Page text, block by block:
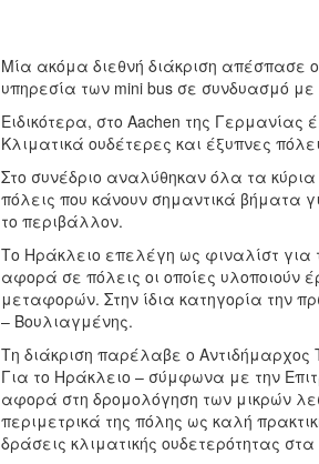
Μία ακόμα διεθνή διάκριση απέσπασε ο
υπηρεσία των mini bus σε συνδυασμό
Ειδικότερα, στο Aachen της Γερμανίας
Κλιματικά ουδέτερες και έξυπνες
Στο συνέδριο αναλύθηκαν όλα τα κύρια
πόλεις που κάνουν σημαντικά βήματα
το περιβάλλον.
Το Ηράκλειο επελέγη ως φιναλίστ για
αφορά σε πόλεις οι οποίες υλοποιούν
μεταφορών. Στην ίδια κατηγορία την
– Βουλιαγμένης.
Τη διάκριση παρέλαβε ο
Για το Ηράκλειο – σύμφωνα με την
αφορά στη δρομολόγηση των μικρών
περιμετρικά της πόλης ως καλή
δράσεις κλιματικής ουδετερότητας